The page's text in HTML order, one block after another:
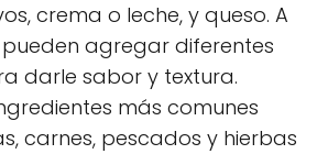
crema o leche, y queso. A
agregar diferentes
darle sabor y textura.
más comunes
carnes, pescados y hierbas